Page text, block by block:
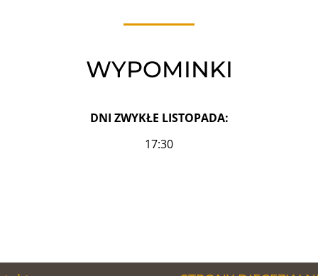
WYPOMINKI
DNI ZWYKŁE LISTOPADA:
17:30